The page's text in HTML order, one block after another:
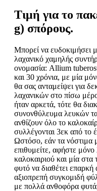
Τιμή για το
g) σπόρους.
Μπορεί να ευδοκιμήσει
λαχανικό χαμηλής
ονομασία: Allium
και 30 χρόνια, με μία
θα σας ανταμείψει για
λαχανικών στο πίσω
ήταν αρκετά, τότε θα
συνονθύλευμα λευκών
ανθίζουν όλο το
συλλέγονται 3εκ από το
Ωστόσο, εάν τα νόστιμα
επιθυμείτε, αφήστε
καλοκαιριού και μία
φυτό να διαθέτει
αξιοπρεπή συγκομιδή
με πολλά ανθοφόρα